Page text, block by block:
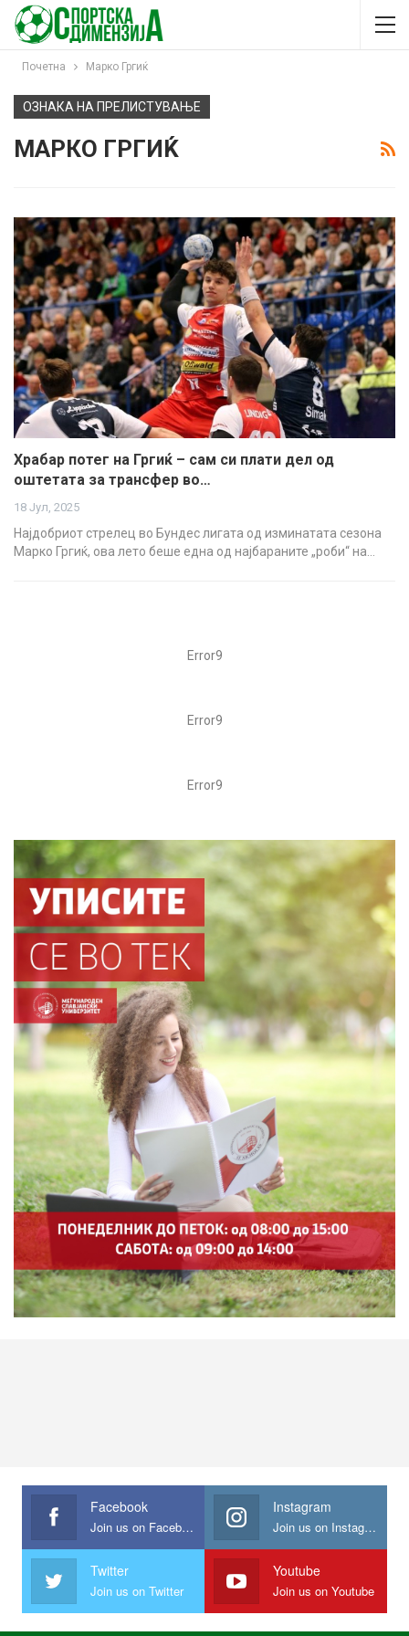
Почетна Марко Гргиќ
ОЗНАКА НА ПРЕЛИСТУВАЊЕ
МАРКО ГРГИЌ
Храбар потег на Гргиќ – сам си плати дел од
оштетата за трансфер во…
18 Јул, 2025
Најдобриот стрелец во Бундес лигата од изминатата сезона
Марко Гргиќ, ова лето беше една од најбараните „роби“ на…
Error9
Error9
Error9
Facebook
Join us on Facebook
Instagram
Join us on Instagram
Twitter
Join us on Twitter
Youtube
Join us on Youtube